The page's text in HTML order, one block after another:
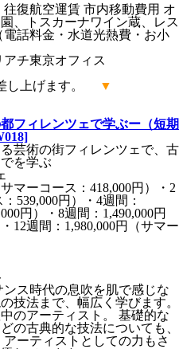
往復航空運賃 市内移動費用 オ
、トスカーナワイン蔵、レス
話料金・水道光熱費・お小
アチ東京オフィス
し上げます。
▼
フィレンツェで学ぶー（短期
芸術の街フィレンツェで、古
を学ぶ
マーコース：418,000円）・2
539,000円）・4週間：
円）・8週間：1,490,000円
12週間：1,980,000円（サマー
ス時代の息吹を肌で感じな
技法まで、幅広く学びます。
のアーティスト。 基礎的な
の古典的な技法についても、
ーティストとしての力もさ